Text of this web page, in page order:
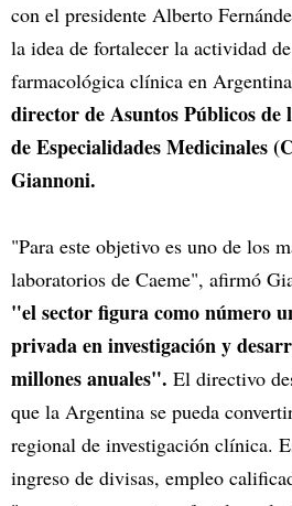
con el presidente Alberto
la idea de fortalecer la actividad
farmacológica clínica en
director de Asuntos Públicos
de Especialidades Medicinales
Giannoni.
"Para este objetivo es uno de los
laboratorios de Caeme", afirmó
"el sector figura como número
privada en investigación y
millones anuales". El directivo
que la Argentina se pueda
regional de investigación clínica.
ingreso de divisas, empleo